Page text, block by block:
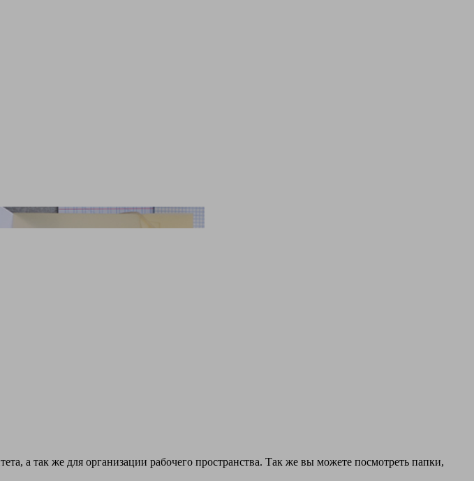
а так же для организации рабочего пространства. Так же вы можете посмотреть папки,